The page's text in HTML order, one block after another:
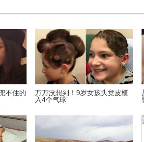
不住的
万万没想到！9岁女孩头竟皮植
入4个气球